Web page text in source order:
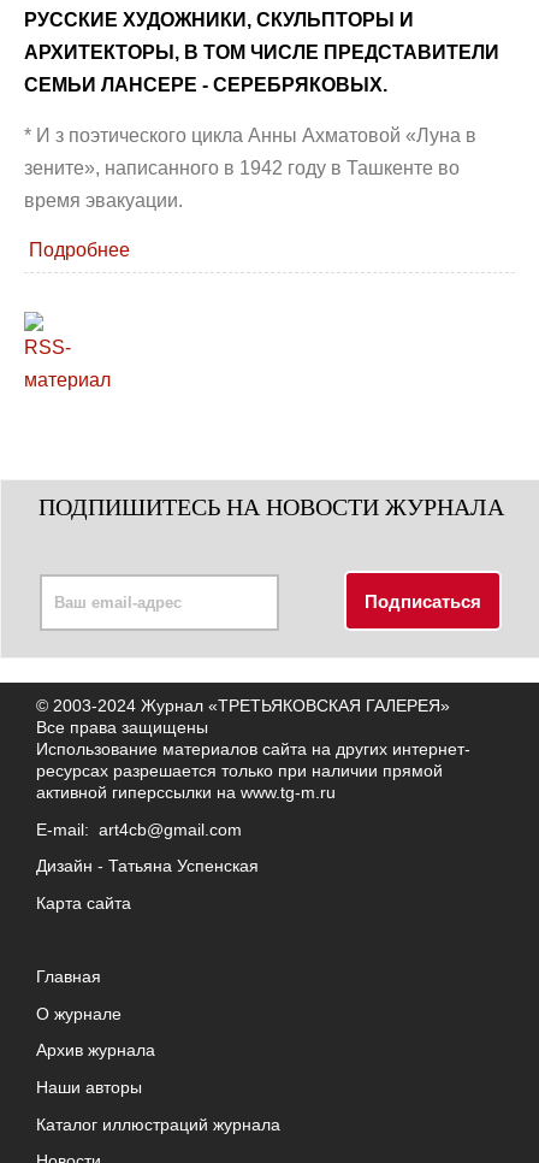
РУССКИЕ ХУДОЖНИКИ, СКУЛЬПТОРЫ И
АРХИТЕКТОРЫ, В ТОМ ЧИСЛЕ ПРЕДСТАВИТЕЛИ
СЕМЬИ ЛАНСЕРЕ - СЕРЕБРЯКОВЫХ.
* И з поэтического цикла Анны Ахматовой «Луна в
зените», написанного в 1942 году в Ташкенте во
время эвакуации.
Подробнее
ПОДПИШИТЕСЬ НА НОВОСТИ ЖУРНАЛА
© 2003-2024 Журнал «ТРЕТЬЯКОВСКАЯ ГАЛЕРЕЯ»
Все права защищены
Использование материалов сайта на других интернет-
ресурсах разрешается только при наличии прямой
активной гиперссылки на www.tg-m.ru
E-mail: art4cb@gmail.com
Дизайн - Татьяна Успенская
Карта сайта
Главная
О журнале
Архив журнала
Наши авторы
Каталог иллюстраций журнала